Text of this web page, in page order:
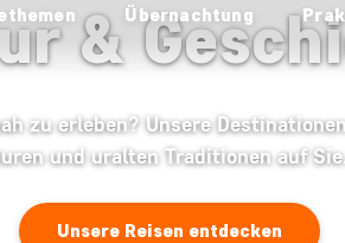
Übernachtung
&
zu erleben? Unsere
und uralten Traditionen auf Sie.
Unsere Reisen entdecken